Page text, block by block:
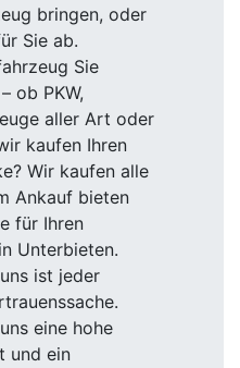
bringen, oder
Sie ab.
Sie
ob PKW,
aller Art oder
kaufen Ihren
Wir kaufen alle
Ankauf bieten
für Ihren
Unterbieten.
ist jeder
eine hohe
und ein